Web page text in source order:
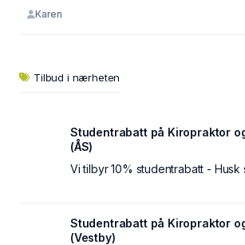
Karen
Tilbud i nærheten
Studentrabatt på Kiropraktor
(ÅS)
Vi tilbyr 10% studentrabatt - Husk
Studentrabatt på Kiropraktor
(Vestby)